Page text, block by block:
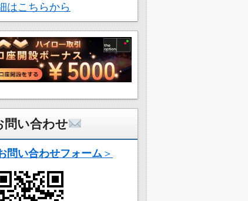
はこちらから
問い合わせ
問い合わせフォーム ＞